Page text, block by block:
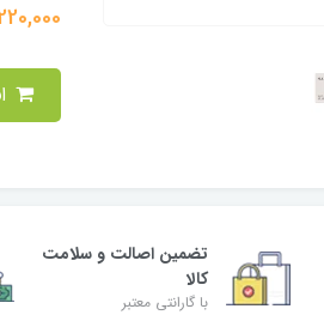
تضمین اصالت و سلامت
کالا
با گارانتی معتبر